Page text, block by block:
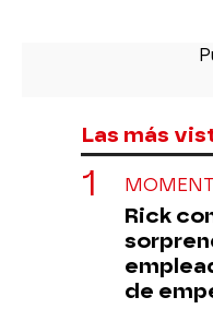
Las más
Rick
de